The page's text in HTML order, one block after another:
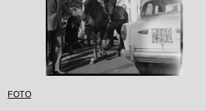
FOTO